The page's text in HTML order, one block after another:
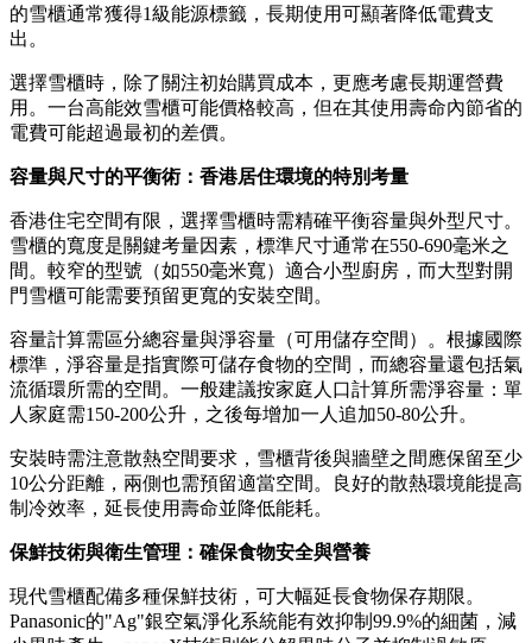
的雪櫃通常獲得1級能源標籤，長期使用可顯著降低電費支
出。
選擇雪櫃時，除了關注初始購買成本，更應考慮長期運營費
用。一台高能效雪櫃可能價格較高，但在其使用壽命內節省的
電費可能超過最初的差價。
容量與尺寸的平衡術：香港居住環境的特別考量
香港住宅空間有限，選擇雪櫃時需精確平衡容量與外型尺寸。
雪櫃的寬度是關鍵考量因素，標準尺寸通常在550-690毫米之
間。較窄的型號（如550毫米寬）適合小型廚房，而大型對開
門雪櫃可能需要預留更寬的安裝空間。
容量計算需區分總容量與淨容量（可用儲存空間）。根據國際
標準，淨容量是指實際可儲存食物的空間，而總容量還包括氣
流循環所需的空間。一般建議按家庭人口計算所需淨容量：單
人家庭需150-200公升，之後每增加一人追加50-80公升。
安裝時需注意散熱空間要求，雪櫃背後與牆壁之間應保留至少
10公分距離，兩側也需預留適當空間。良好的散熱環境能提高
制冷效率，延長使用壽命並降低能耗。
保鮮技術與衛生管理：確保食物安全與營養
現代雪櫃配備多種保鮮技術，可大幅延長食物保存期限。
Panasonic的"Ag"銀空氣淨化系統能有效抑制99.9%的細菌，減